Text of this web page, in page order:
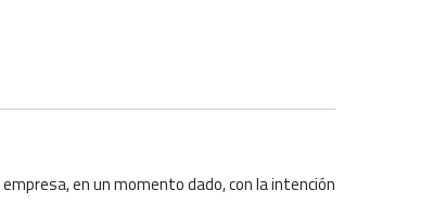
en un momento dado, con la intención